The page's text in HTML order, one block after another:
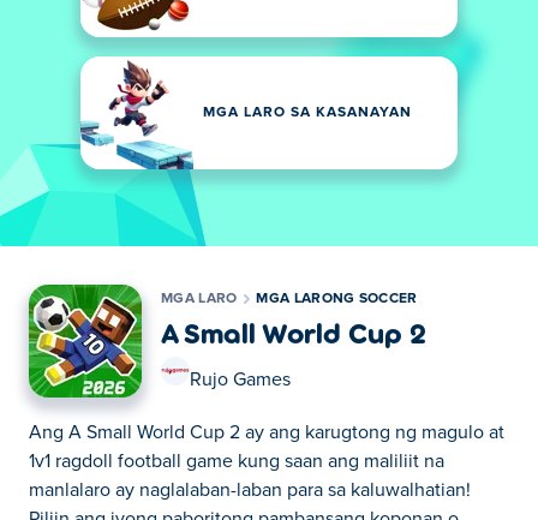
MGA LARO SA KASANAYAN
MGA LARO MGA LARONG SOCCER
A Small World Cup 2
Rujo Games
Ang A Small World Cup 2 ay ang karugtong ng magulo at
1v1 ragdoll football game kung saan ang maliliit na
manlalaro ay naglalaban-laban para sa kaluwalhatian!